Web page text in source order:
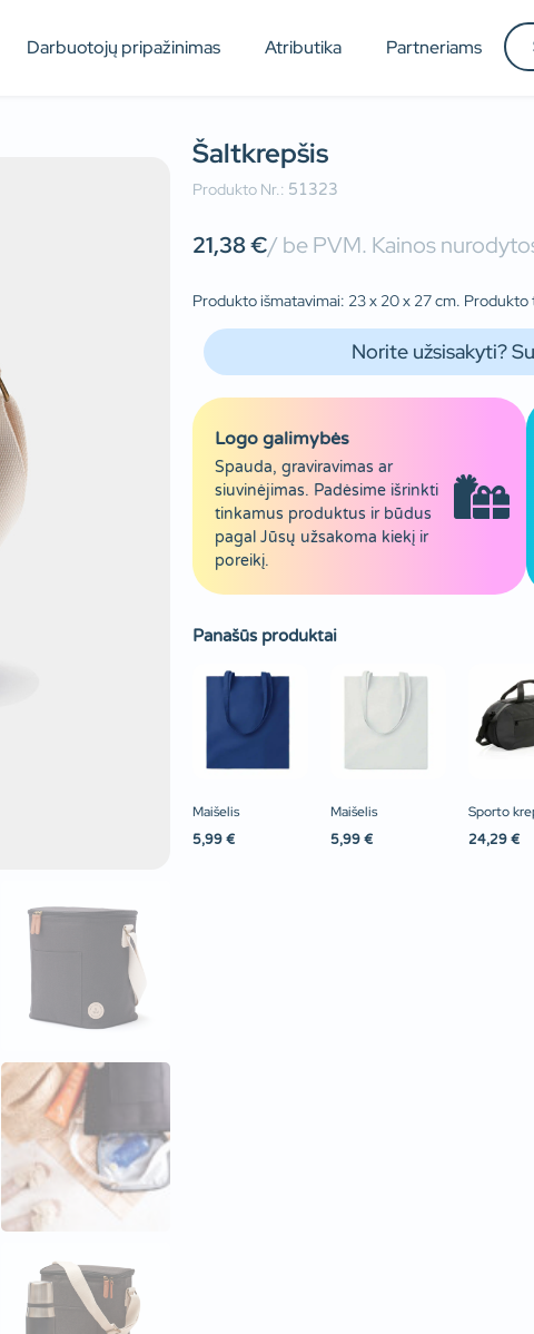
Darbuotojų pripažinimas Atributika Partneriams
Šaltkrepšis
Produkto Nr.: 51323
21,38€/ be PVM. Kainos
Produkto išmatavimai: 23 x 20 x 27 cm. Produkto
Norite užsisakyti?
Logo galimybės
Spauda, graviravimas ar
siuvinėjimas. Padėsime išrinkti
tinkamus produktus ir būdus
pagal Jūsų užsakoma kiekį ir
poreikį.
Panašūs produktai
Maišelis
5,99 €
Maišelis
5,99 €
Sporto
24,29 €